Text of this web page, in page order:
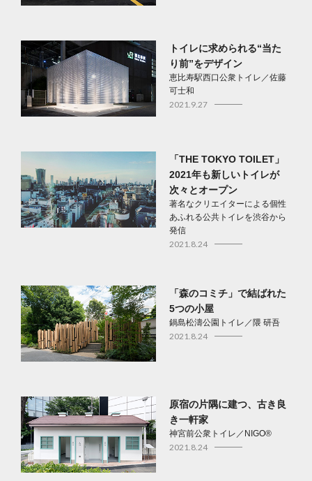
トイレに求められる“当た
り前”をデザイン
恵比寿駅西口公衆トイレ／佐藤
可士和
2021.9.27
「THE TOKYO TOILET」
2021年も新しいトイレが
次々とオープン
著名なクリエイターによる個性
あふれる公共トイレを渋谷から
発信
2021.8.24
「森のコミチ」で結ばれた
5つの小屋
鍋島松濤公園トイレ／隈 研吾
2021.8.24
原宿の片隅に建つ、古き良
き一軒家
神宮前公衆トイレ／NIGO®
2021.8.24